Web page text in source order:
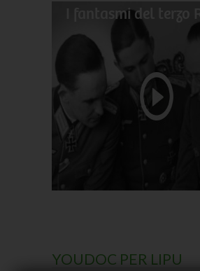
I fantasmi del terzo
YOUDOC PER LIPU